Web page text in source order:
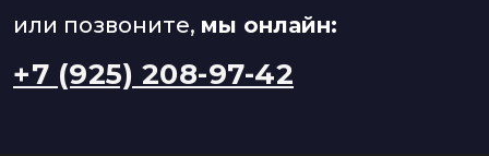
или позвоните, мы онлайн:
+7 (925) 208-97-42